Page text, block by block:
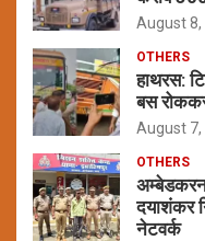
August 8,
OTHERS
हाथरस:
बस
August 7,
OTHERS
दयाशंकर
नेटवर्क